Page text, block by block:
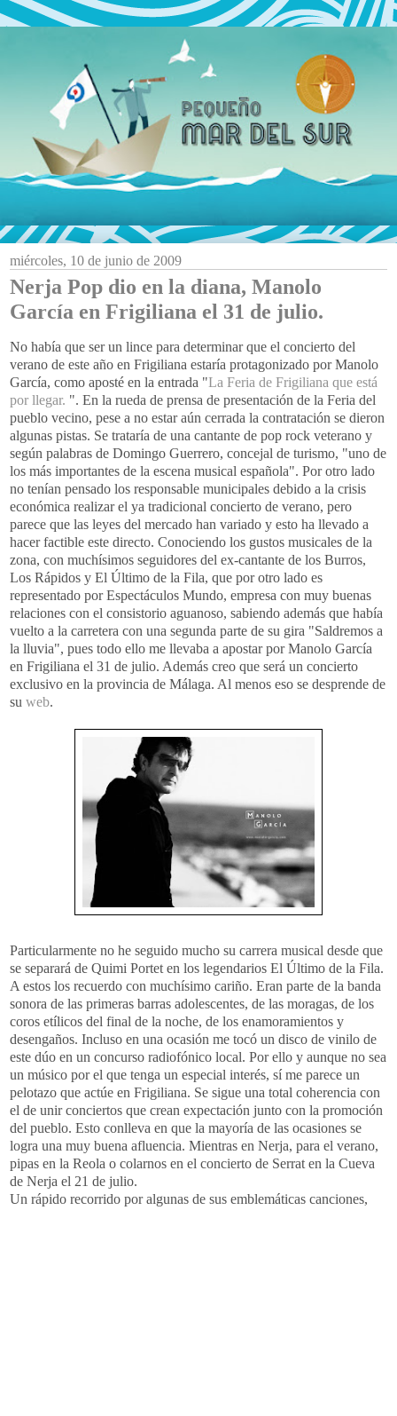
miércoles, 10 de junio de 2009
Nerja Pop dio en la diana, Manolo
García en Frigiliana el 31 de julio.
No había que ser un lince para determinar que el concierto del
verano de este año en Frigiliana estaría protagonizado por Manolo
García, como aposté en la entrada "La Feria de Frigiliana que está
por llegar. ". En la rueda de prensa de presentación de la Feria del
pueblo vecino, pese a no estar aún cerrada la contratación se dieron
algunas pistas. Se trataría de una cantante de pop rock veterano y
según palabras de Domingo Guerrero, concejal de turismo, "uno de
los más importantes de la escena musical española". Por otro lado
no tenían pensado los responsable municipales debido a la crisis
económica realizar el ya tradicional concierto de verano, pero
parece que las leyes del mercado han variado y esto ha llevado a
hacer factible este directo. Conociendo los gustos musicales de la
zona, con muchísimos seguidores del ex-cantante de los Burros,
Los Rápidos y El Último de la Fila, que por otro lado es
representado por Espectáculos Mundo, empresa con muy buenas
relaciones con el consistorio aguanoso, sabiendo además que había
vuelto a la carretera con una segunda parte de su gira "Saldremos a
la lluvia", pues todo ello me llevaba a apostar por Manolo García
en Frigiliana el 31 de julio. Además creo que será un concierto
exclusivo en la provincia de Málaga. Al menos eso se desprende de
su web.
Particularmente no he seguido mucho su carrera musical desde que
se separará de Quimi Portet en los legendarios El Último de la Fila.
A estos los recuerdo con muchísimo cariño. Eran parte de la banda
sonora de las primeras barras adolescentes, de las moragas, de los
coros etílicos del final de la noche, de los enamoramientos y
desengaños. Incluso en una ocasión me tocó un disco de vinilo de
este dúo en un concurso radiofónico local. Por ello y aunque no sea
un músico por el que tenga un especial interés, sí me parece un
pelotazo que actúe en Frigiliana. Se sigue una total coherencia con
el de unir conciertos que crean expectación junto con la promoción
del pueblo. Esto conlleva en que la mayoría de las ocasiones se
logra una muy buena afluencia. Mientras en Nerja, para el verano,
pipas en la Reola o colarnos en el concierto de Serrat en la Cueva
de Nerja el 21 de julio.
Un rápido recorrido por algunas de sus emblemáticas canciones,